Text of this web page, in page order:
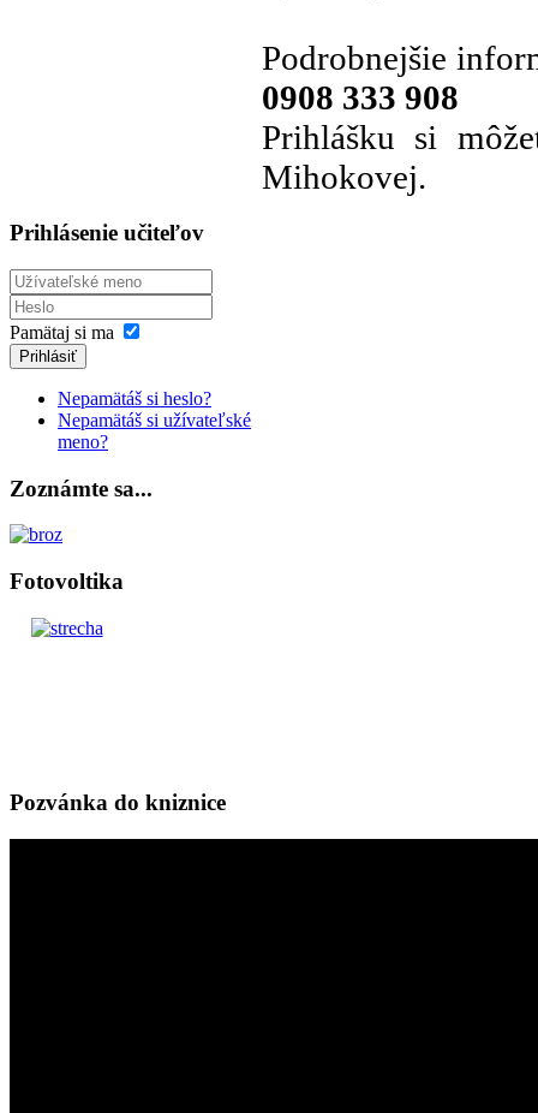
Podrobnejšie
0908 333 908
Prihlášku si
Mihokovej.
Prihlásenie učiteľov
Pamätaj si ma
Prihlásiť
Nepamätáš si heslo?
Nepamätáš si užívateľské
meno?
Zoznámte sa...
Fotovoltika
Pozvánka do kniznice